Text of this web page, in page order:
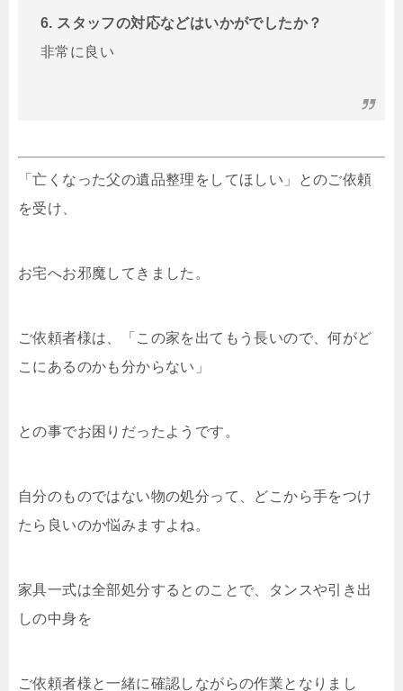
6. スタッフの対応などはいかがでしたか？
非常に良い
「亡くなった父の遺品整理をしてほしい」とのご依頼
を受け、
お宅へお邪魔してきました。
ご依頼者様は、「この家を出てもう長いので、何がど
こにあるのかも分からない」
との事でお困りだったようです。
自分のものではない物の処分って、どこから手をつけ
たら良いのか悩みますよね。
家具一式は全部処分するとのことで、タンスや引き出
しの中身を
ご依頼者様と一緒に確認しながらの作業となりまし